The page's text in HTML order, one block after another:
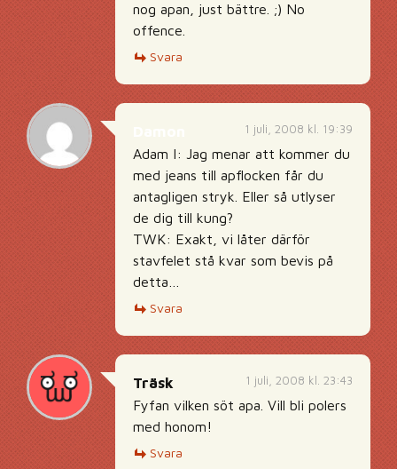
nog apan, just bättre. ;) No
offence.
Svara
1 juli, 2008 kl. 19:39
Adam I: Jag menar att kommer du
med jeans till apflocken får du
antagligen stryk. Eller så utlyser
de dig till kung?
TWK: Exakt, vi låter därför
stavfelet stå kvar som bevis på
detta…
Svara
1 juli, 2008 kl. 23:43
Träsk
Fyfan vilken söt apa. Vill bli polers
med honom!
Svara